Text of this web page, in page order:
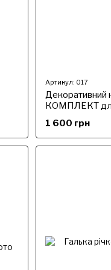
Артикул: 017
КОМПЛЕКТ
1 600 грн